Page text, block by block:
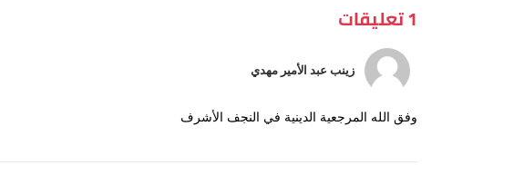
1 تعليقات
زينب عبد الأمير مهدي
وفق الله المرجعية الدينية في النجف الأشرف